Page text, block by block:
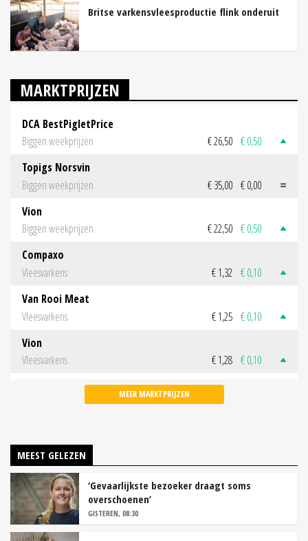
Britse varkensvleesproductie flink onderuit
MARKTPRIJZEN
DCA BestPigletPrice
Biggen weekprijzen
€ 26,50 € 0,50
Topigs Norsvin
Biggen weekprijzen
€ 35,00 € 0,00
Vion
Biggen weekprijzen
€ 22,50 € 0,50
Compaxo
Vleesvarkens
€ 1,32 € 0,10
Van Rooi Meat
Vleesvarkens
€ 1,25 € 0,10
Vion
Vleesvarkens
€ 1,28 € 0,10
MEER MARKTPRIJZEN
MEEST GELEZEN
‘Gevaarlijkste bezoeker draagt soms
overschoenen’
GISTEREN, 08:30